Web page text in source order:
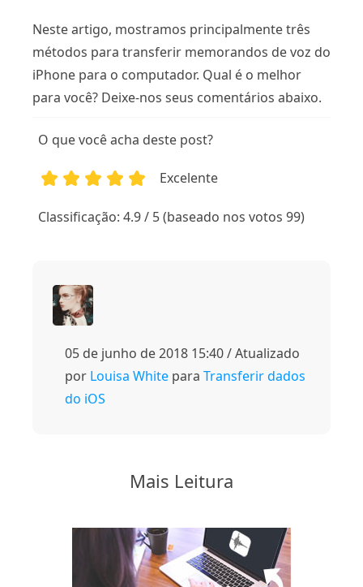
Neste artigo, mostramos principalmente três
métodos para transferir memorandos de voz do
iPhone para o computador. Qual é o melhor
para você? Deixe-nos seus comentários abaixo.
O que você acha deste post?
Excelente
Classificação: 4.9 / 5 (baseado nos votos 99)
05 de junho de 2018 15:40 / Atualizado
por Louisa White para Transferir dados
do iOS
Mais Leitura